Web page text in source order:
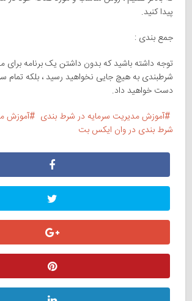
پیدا کنید.
جمع بندی :
توجه داشته باشید که بدون داشتن یک برنامه برای
شرطبندی به هیچ جایی نخواهید رسید ، بلکه تمام
دست خواهید داد.
آموزش مدیریت سرمایه در شرط بندی
آموزش
شرط بندی در وان ایکس بت